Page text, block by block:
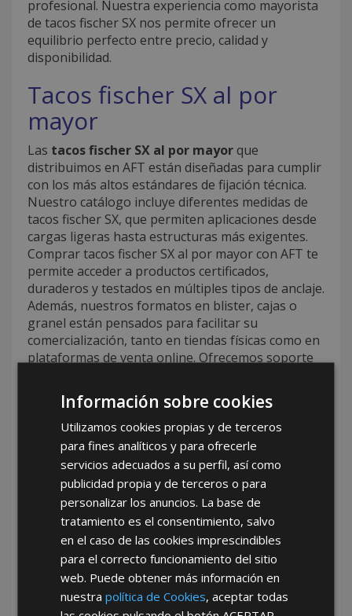
profesional. Nuestra experiencia como mayorista
de tacos fischer SX nos permite ofrecer un
equilibrio perfecto entre precio, calidad y
disponibilidad.
Tacos fischer SX al por
mayor
Las tacos fischer SX al por mayorque
distribuimos en AFT están diseñadas para cumplir
con los más altos estándares de fijación técnica.
Nuestro catálogo incluye diferentes medidas de
tacos fischer SX, que permiten aplicaciones desde
cargas ligeras hasta estructuras más exigentes.
Comprar tacos fischer SX al por mayor con AFT te
permite acceder a productos certificados,
duraderos y testados en múltiples tipos de anclaje.
Además, nuestros formatos en blister, cajas o
granel están pensados para facilitar su
comercialización, tanto en tiendas físicas como en
plataformas de venta online. Ofrecemos soporte
ayudándoles a identificar las mejores opciones
según el tipo de superficie, carga y tornillería
asociada. Con AFT, la compra de tacos fischer SX al
por mayor se convierte en una inversión rentable
y segura.
Tu mejor opción de mayorista de
ferretería con AFT
En AFT somos tu mejor opción de mayorista de
ferreteríaporque combinamos experiencia,
calidad y compromiso con el éxito de nuestros
clientes. Como proveedor de tacos fischer SX y
como mayorista de tacos fischer SX, nos
Información sobre cookies
Utilizamos cookies propias y de terceros
para fines analíticos y para ofrecerle
servicios adecuados a su perfil, así como
publicidad propia y de terceros o para
personalizar los anuncios. La base de
tratamiento es el consentimiento, salvo
en el caso de las cookies imprescindibles
para el correcto funcionamiento del sitio
web. Puede obtener más información en
nuestrapolítica de Cookies, aceptar todas